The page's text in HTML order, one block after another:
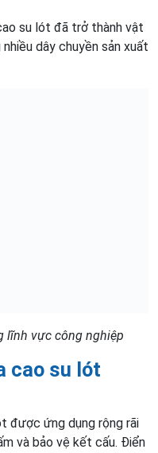
su lót đã trở thành vật
dây chuyền sản xuất
lĩnh vực công nghiệp
cao su lót
được ứng dụng rộng rãi
và bảo vệ kết cấu. Điển